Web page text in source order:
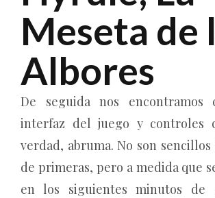
Meseta de
Albores
De seguida nos
interfaz del juego y controles
verdad, abruma. No son
de primeras, pero a medida que
en los siguientes minutos de